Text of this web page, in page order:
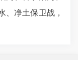
、净土保卫战，